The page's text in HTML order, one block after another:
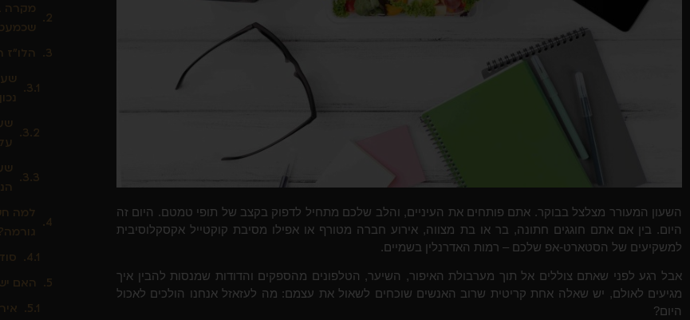
השעון המעורר מצלצל בבוקר. אתם פותחים את העיניים, והלב שלכם מתחיל לדפוק בקצב של תופי טמטם. היום זה
היום. בין אם אתם חוגגים חתונה, בר או בת מצווה, אירוע חברה מטורף או אפילו מסיבת קוקטייל אקסקלוסיבית
למשקיעים של הסטארט-אפ שלכם – רמות האדרנלין בשמיים.
אבל רגע לפני שאתם צוללים אל תוך מערבולת האיפור, השיער, הטלפונים מהספקים והדודות שמנסות להבין איך
מגיעים לאולם, יש שאלה אחת קריטית שרוב האנשים שוכחים לשאול את עצמם: מה לעזאזל אנחנו הולכים לאכול
היום?
מקרה
הלו"ז
נכון
למה
האם